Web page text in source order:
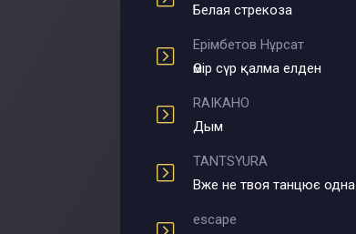
Белая стрекоза
Ерімбетов Нұрсат
Өмір сүр қалма елден
RAIKAHO
Дым
TANTSYURA
Вже не твоя танцює одна
escape